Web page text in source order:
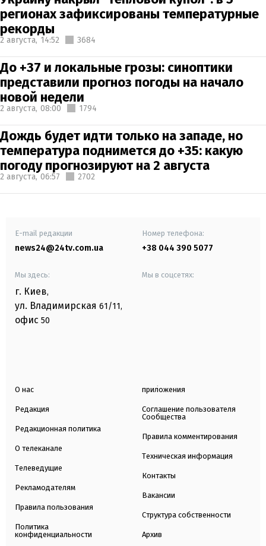
регионах зафиксированы температурные
рекорды
2 августа, 14:52 3684
До +37 и локальные грозы: синоптики
представили прогноз погоды на начало
новой недели
2 августа, 08:00 1794
Дождь будет идти только на западе, но
температура поднимется до +35: какую
погоду прогнозируют на 2 августа
2 августа, 06:57 2702
E-mail редакции
news24@24tv.com.ua
Номер телефона:
+38 044 390 5077
Мы здесь:
г. Киев,
ул. Владимирская 61/11,
офис 50
Мы в соцсетях:
О нас
Редакция
Редакционная политика
О телеканале
Телеведущие
Рекламодателям
Правила пользования
Политика
конфиденциальности
приложения
Соглашение пользователя
Сообщества
Правила комментирования
Техническая информация
Контакты
Вакансии
Структура собственности
Архив